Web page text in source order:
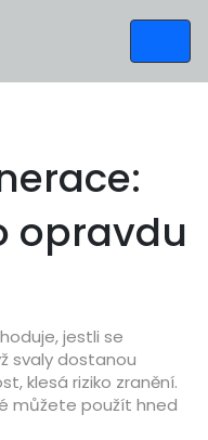
opravdu
jestli se
svaly dostanou
klesá riziko zranění.
můžete použít hned